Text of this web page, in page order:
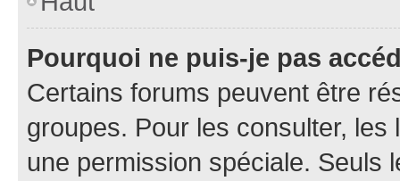
Pourquoi ne puis-je pas
Certains forums peuvent être
groupes. Pour les consulter,
une permission spéciale. Seuls